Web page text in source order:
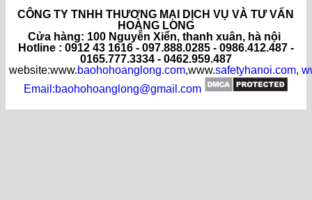
CÔNG TY TNHH THƯƠNG MẠI DỊCH VỤ VÀ TƯ VẤN
HOÀNG LONG
Cửa hàng: 100 Nguyễn Xiển, thanh xuân, hà nội
Hotline : 0912 43 1616 - 097.888.0285 - 0986.412.487 -
0165.777.3334 - 0462.959.487
website:www.baohohoanglong.com,www.safetyhanoi.com,
Email:baohohoanglong@gmail.com